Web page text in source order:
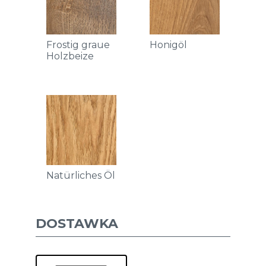
Frostig graue
Holzbeize
Honigöl
Natürliches Öl
DOSTAWKA